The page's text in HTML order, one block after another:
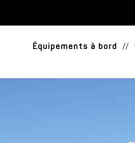
Équipements à bord //